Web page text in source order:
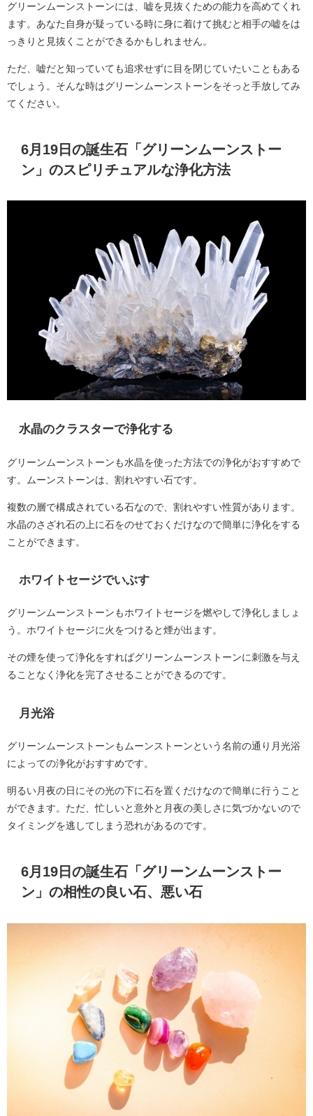
グリーンムーンストーンには、嘘を見抜くための能力を高めてくれ
ます。あなた自身が疑っている時に身に着けて挑むと相手の嘘をは
っきりと見抜くことができるかもしれません。
ただ、嘘だと知っていても追求せずに目を閉じていたいこともある
でしょう。そんな時はグリーンムーンストーンをそっと手放してみ
てください。
6月19日の誕生石「グリーンムーンストー
ン」のスピリチュアルな浄化方法
水晶のクラスターで浄化する
グリーンムーンストーンも水晶を使った方法での浄化がおすすめで
す。ムーンストーンは、割れやすい石です。
複数の層で構成されている石なので、割れやすい性質があります。
水晶のさざれ石の上に石をのせておくだけなので簡単に浄化をする
ことができます。
ホワイトセージでいぶす
グリーンムーンストーンもホワイトセージを燃やして浄化しましょ
う。ホワイトセージに火をつけると煙が出ます。
その煙を使って浄化をすればグリーンムーンストーンに刺激を与え
ることなく浄化を完了させることができるのです。
月光浴
グリーンムーンストーンもムーンストーンという名前の通り月光浴
によっての浄化がおすすめです。
明るい月夜の日にその光の下に石を置くだけなので簡単に行うこと
ができます。ただ、忙しいと意外と月夜の美しさに気づかないので
タイミングを逃してしまう恐れがあるのです。
6月19日の誕生石「グリーンムーンストー
ン」の相性の良い石、悪い石